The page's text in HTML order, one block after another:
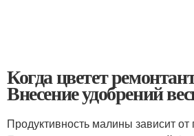
Когда цветет
Внесение удобрений
Продуктивность малины зависит